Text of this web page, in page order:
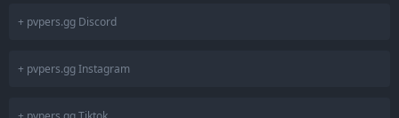
+ pvpers.gg Discord
+ pvpers.gg Instagram